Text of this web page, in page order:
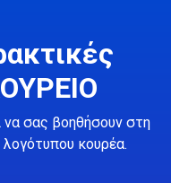
σας βοηθήσουν στη
λογότυπου κουρέα.